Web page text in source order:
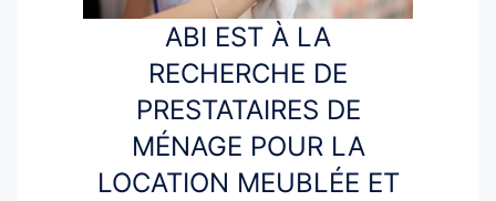
ABI EST À LA
RECHERCHE DE
PRESTATAIRES DE
MÉNAGE POUR LA
LOCATION MEUBLÉE ET